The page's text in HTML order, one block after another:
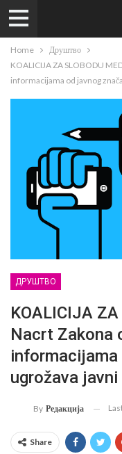
Home
Друштво
KOALICIJA ZA SLOBODU
informacijama od javnog
ДРУШТВО
KOALICIJA
Nacrt Zakona
ugrožava
By Редакција
Share